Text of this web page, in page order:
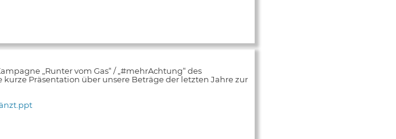
„Runter vom Gas“ / „#mehrAchtung“ des
Präsentation über unsere Beträge der letzten Jahre zur